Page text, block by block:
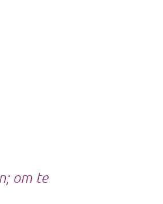
om te